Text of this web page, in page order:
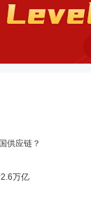
供应链？
万亿